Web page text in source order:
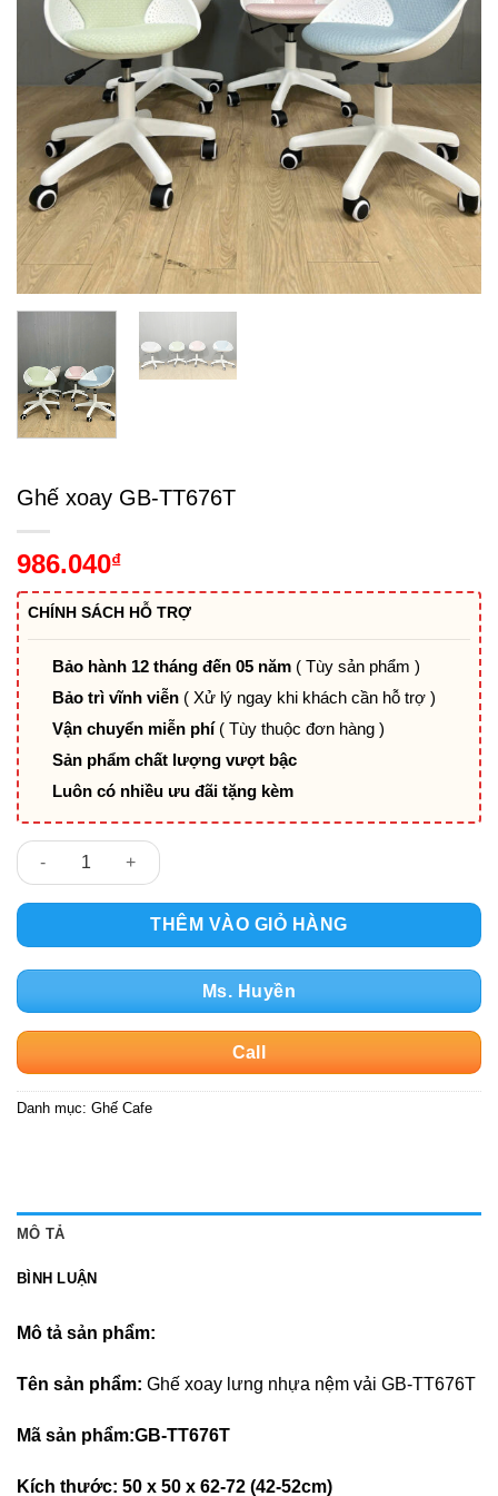
Ghế xoay GB-TT676T
986.040₫
CHÍNH SÁCH HỖ TRỢ
Bảo hành 12 tháng đến 05 năm ( Tùy sản phẩm )
Bảo trì vĩnh viễn ( Xử lý ngay khi khách cần hỗ trợ )
Vận chuyển miễn phí ( Tùy thuộc đơn hàng )
Sản phẩm chất lượng vượt bậc
Luôn có nhiều ưu đãi tặng kèm
Ghế xoay GB-TT676T số lượng
THÊM VÀO GIỎ HÀNG
Ms. Huyền
Call
Danh mục: Ghế Cafe
MÔ TẢ
BÌNH LUẬN
Mô tả sản phẩm:
Tên sản phẩm: Ghế xoay lưng nhựa nệm vải GB-TT676T
Mã sản phẩm:GB-TT676T
Kích thước: 50 x 50 x 62-72 (42-52cm)